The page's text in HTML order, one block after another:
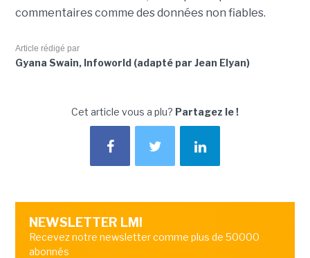
commentaires comme des données non fiables.
Article rédigé par
Gyana Swain, Infoworld (adapté par Jean Elyan)
Cet article vous a plu? Partagez le !
NEWSLETTER LMI
Recevez notre newsletter comme plus de 50000
abonnés